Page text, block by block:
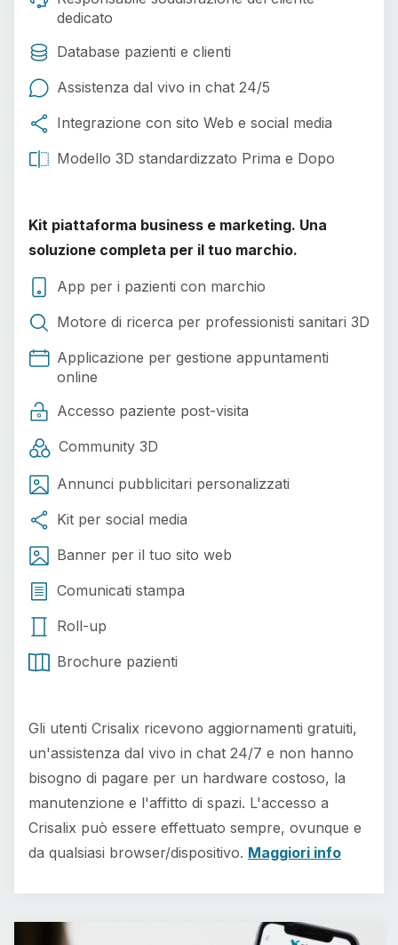
dedicato
Database pazienti e clienti
Assistenza dal vivo in chat 24/5
Integrazione con sito Web e social media
Modello 3D standardizzato Prima e Dopo
Kit piattaforma business e marketing. Una
soluzione completa per il tuo marchio.
App per i pazienti con marchio
Motore di ricerca per professionisti sanitari 3D
Applicazione per gestione appuntamenti
online
Accesso paziente post-visita
Community 3D
Annunci pubblicitari personalizzati
Kit per social media
Banner per il tuo sito web
Comunicati stampa
Roll-up
Brochure pazienti
Gli utenti Crisalix ricevono aggiornamenti gratuiti,
un'assistenza dal vivo in chat 24/7 e non hanno
bisogno di pagare per un hardware costoso, la
manutenzione e l'affitto di spazi. L'accesso a
Crisalix può essere effettuato sempre, ovunque e
da qualsiasi browser/dispositivo. Maggiori info